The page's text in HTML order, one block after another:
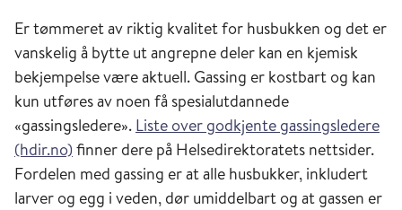
Er tømmeret av riktig kvalitet for husbukken og det er
vanskelig å bytte ut angrepne deler kan en kjemisk
bekjempelse være aktuell. Gassing er kostbart og kan
kun utføres av noen få spesialutdannede
«gassingsledere». Liste over godkjente gassingsledere
(hdir.no)finner dere på Helsedirektoratets nettsider.
Fordelen med gassing er at alle husbukker, inkludert
larver og egg i veden, dør umiddelbart og at gassen er